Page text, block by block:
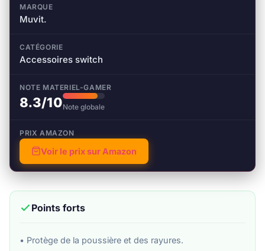
MARQUE
Muvit.
CATÉGORIE
Accessoires switch
NOTE MATERIEL-GAMER
8.3/10Note globale
PRIX AMAZON
Voir le prix sur Amazon
Points forts
• Protège de la poussière et des rayures.